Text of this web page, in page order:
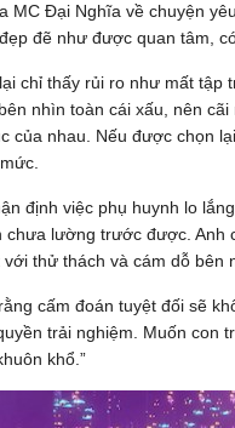
MC Đại Nghĩa về chuyện
đẽ như được quan tâm,
chỉ thấy rủi ro như mất tập
nhìn toàn cái xấu, nên
của nhau. Nếu được chọn
định việc phụ huynh lo
chưa lường trước được.
thử thách và cám dỗ bên
cấm đoán tuyệt đối sẽ
trải nghiệm. Muốn con
khổ.”